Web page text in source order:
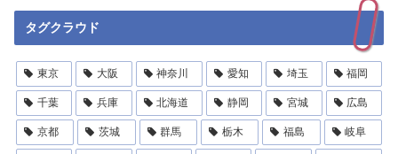
タグクラウド
東京 大阪 神奈川 愛知 埼玉 福岡
千葉 兵庫 北海道 静岡 宮城 広島
京都 茨城 群馬 栃木 福島 岐阜